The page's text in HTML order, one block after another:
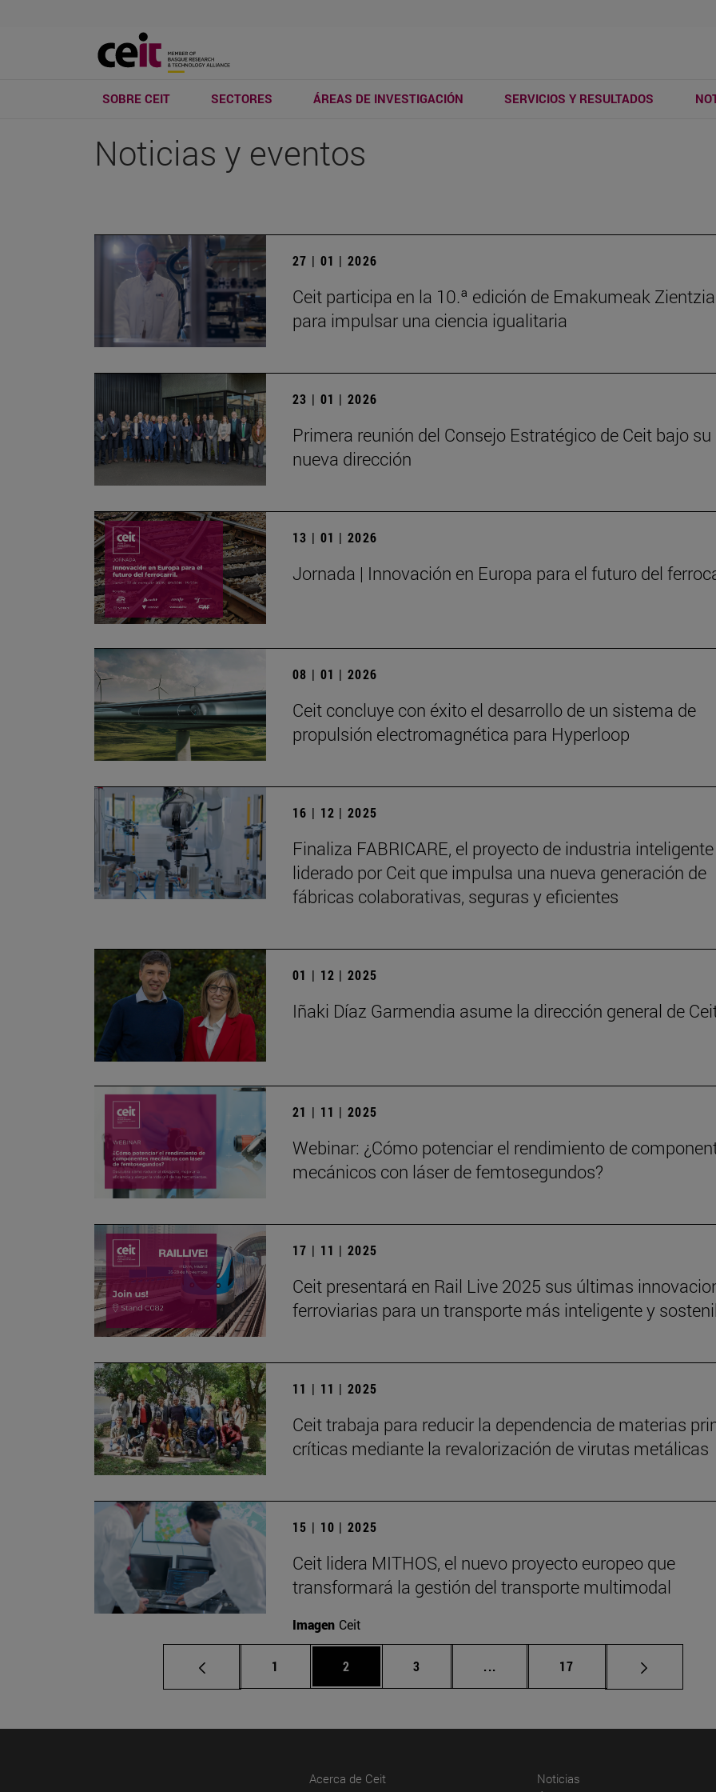
SOBRE CEIT SECTORES ÁREAS DE INVESTIGACIÓN SERVICIOS Y RESULTADOS
Noticias y eventos
27 | 01 | 2026
Ceit participa en la 10.ª edición de Emakumeak
para impulsar una ciencia igualitaria
23 | 01 | 2026
Primera reunión del Consejo Estratégico de Ceit bajo su
nueva dirección
13 | 01 | 2026
Jornada | Innovación en Europa para el futuro del
08 | 01 | 2026
Ceit concluye con éxito el desarrollo de un sistema de
propulsión electromagnética para Hyperloop
16 | 12 | 2025
Finaliza FABRICARE, el proyecto de industria inteligente
liderado por Ceit que impulsa una nueva generación de
fábricas colaborativas, seguras y eficientes
01 | 12 | 2025
Iñaki Díaz Garmendia asume la dirección general de
21 | 11 | 2025
Webinar: ¿Cómo potenciar el rendimiento de
mecánicos con láser de femtosegundos?
17 | 11 | 2025
Ceit presentará en Rail Live 2025 sus últimas
ferroviarias para un transporte más inteligente y
11 | 11 | 2025
Ceit trabaja para reducir la dependencia de materias
críticas mediante la revalorización de virutas metálicas
15 | 10 | 2025
Ceit lidera MITHOS, el nuevo proyecto europeo que
transformará la gestión del transporte multimodal
Imagen Ceit
Página
1 Página
2 Página
3 ... Páginas intermedias Use TAB para
Página
17
Acerca de Ceit(abre en nueva ventana)
Noticias